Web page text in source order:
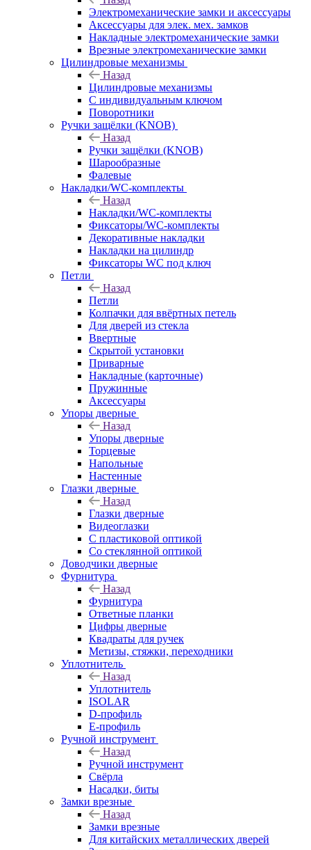
Электромеханические замки и аксессуары
Аксессуары для элек. мех. замков
Накладные электромеханические замки
Врезные электромеханические замки
Цилиндровые механизмы
Назад
Цилиндровые механизмы
С индивидуальным ключом
Поворотники
Ручки защёлки (KNOB)
Назад
Ручки защёлки (KNOB)
Шарообразные
Фалевые
Накладки/WC-комплекты
Назад
Накладки/WC-комплекты
Фиксаторы/WC-комплекты
Декоративные накладки
Накладки на цилиндр
Фиксаторы WC под ключ
Петли
Назад
Петли
Колпачки для ввёртных петель
Для дверей из стекла
Ввертные
Скрытой установки
Приварные
Накладные (карточные)
Пружинные
Аксессуары
Упоры дверные
Назад
Упоры дверные
Торцевые
Напольные
Настенные
Глазки дверные
Назад
Глазки дверные
Видеоглазки
С пластиковой оптикой
Со стеклянной оптикой
Доводчики дверные
Фурнитура
Назад
Фурнитура
Ответные планки
Цифры дверные
Квадраты для ручек
Метизы, стяжки, переходники
Уплотнитель
Назад
Уплотнитель
ISOLAR
D-профиль
Е-профиль
Ручной инструмент
Назад
Ручной инструмент
Свёрла
Насадки, биты
Замки врезные
Назад
Замки врезные
Для китайских металлических дверей